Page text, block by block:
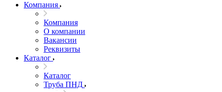
Компания
Компания
О компании
Вакансии
Реквизиты
Каталог
Каталог
Труба ПНД